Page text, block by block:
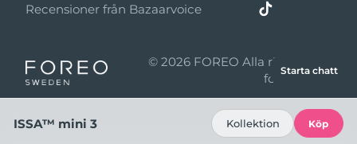
Affiliate-nyheter
Återförsäljare
Recensioner från Bazaarvoice
© 2026 FOREO Alla rättigheter
förbehållna
Starta chatt
ISSA™ mini 3 Kollektion Köp